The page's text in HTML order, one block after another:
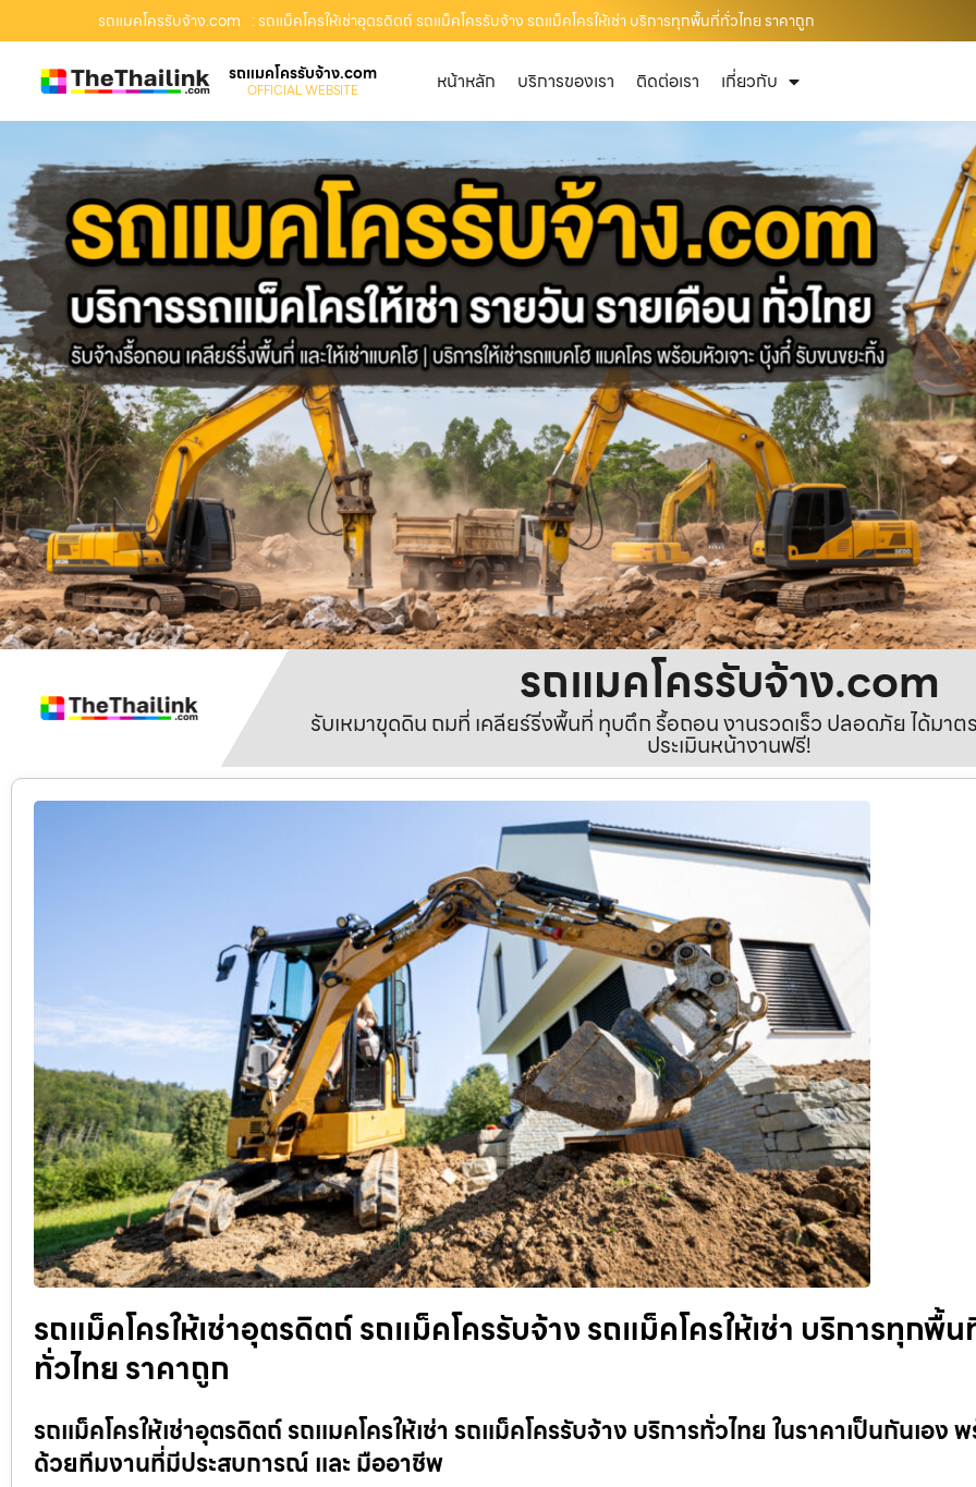
รถแมคโครรับจ้าง.com : รถแม็คโครให้เช่าอุตรดิตถ์ รถแม็คโครรับจ้าง รถแม็คโครให้เช่า บริการทุกพื้นที่ทั่วไทย ราคาถูก
รถแมคโครรับจ้าง.com
OFFICIAL WEBSITE หน้าหลัก บริการของเรา ติดต่อเรา เกี่ยวกับ
รถแมคโครรับจ้าง.com
รับเหมาขุดดิน ถมที่ เคลียร์ริ่งพื้นที่ ทุบตึก รื้อถอน งานรวดเร็ว ปลอดภัย ได้มาต
ประเมินหน้างานฟรี!
รถแม็คโครให้เช่าอุตรดิตถ์ รถแม็คโครรับจ้าง รถแม็คโครให้เช่า บริการทุกพื้น
ทั่วไทย ราคาถูก
รถแม็คโครให้เช่าอุตรดิตถ์ รถแมคโครให้เช่า รถแม็คโครรับจ้าง บริการทั่วไทย ในราคาเป็นกันเอง
ด้วยทีมงานที่มีประสบการณ์ และ มืออาชีพ